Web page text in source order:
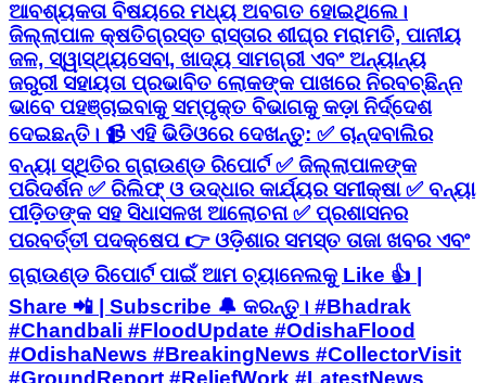
ଆବଶ୍ୟକତା ବିଷୟରେ ମଧ୍ୟ ଅବଗତ ହୋଇଥିଲେ।
ଜିଲ୍ଲାପାଳ କ୍ଷତିଗ୍ରସ୍ତ ରାସ୍ତାର ଶୀଘ୍ର ମରାମତି, ପାନୀୟ
ଜଳ, ସ୍ୱାସ୍ଥ୍ୟସେବା, ଖାଦ୍ୟ ସାମଗ୍ରୀ ଏବଂ ଅନ୍ୟାନ୍ୟ
ଜରୁରୀ ସହାୟତା ପ୍ରଭାବିତ ଲୋକଙ୍କ ପାଖରେ ନିରବଚ୍ଛିନ୍ନ
ଭାବେ ପହଞ୍ଚାଇବାକୁ ସମ୍ପୃକ୍ତ ବିଭାଗକୁ କଡ଼ା ନିର୍ଦ୍ଦେଶ
ଦେଇଛନ୍ତି। 📹 ଏହି ଭିଡିଓରେ ଦେଖନ୍ତୁ: ✅ ଚାନ୍ଦବାଲିର
ବନ୍ୟା ସ୍ଥିତିର ଗ୍ରାଉଣ୍ଡ ରିପୋର୍ଟ ✅ ଜିଲ୍ଲାପାଳଙ୍କ
ପରିଦର୍ଶନ ✅ ରିଲିଫ୍ ଓ ଉଦ୍ଧାର କାର୍ଯ୍ୟର ସମୀକ୍ଷା ✅ ବନ୍ୟା
ପୀଡ଼ିତଙ୍କ ସହ ସିଧାସଳଖ ଆଲୋଚନା ✅ ପ୍ରଶାସନର
ପରବର୍ତ୍ତୀ ପଦକ୍ଷେପ 👉 ଓଡ଼ିଶାର ସମସ୍ତ ତାଜା ଖବର ଏବଂ
ଗ୍ରାଉଣ୍ଡ ରିପୋର୍ଟ ପାଇଁ ଆମ ଚ୍ୟାନେଲକୁ Like 👍 |
Share 📲 | Subscribe 🔔 କରନ୍ତୁ। #Bhadrak
#Chandbali #FloodUpdate #OdishaFlood
#OdishaNews #BreakingNews #CollectorVisit
#GroundReport #ReliefWork #LatestNews